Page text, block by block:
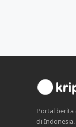
Portal berita
di